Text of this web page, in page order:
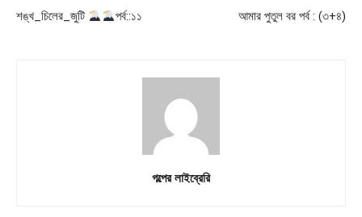
শঙ্খ_চিলের_জুটি পর্ব::১১ আমার পুতুল বর পর্ব : (৩+৪)
গল্পের লাইব্রেরি